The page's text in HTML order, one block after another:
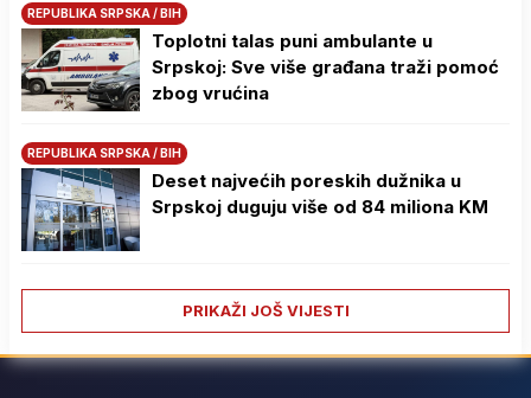
REPUBLIKA SRPSKA / BIH
Toplotni talas puni ambulante u
Srpskoj: Sve više građana traži pomoć
zbog vrućina
REPUBLIKA SRPSKA / BIH
Deset najvećih poreskih dužnika u
Srpskoj duguju više od 84 miliona KM
PRIKAŽI JOŠ VIJESTI